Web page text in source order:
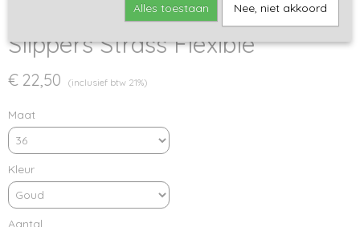
Slippers Strass Flexible
€ 22,50 (inclusief btw 21%)
Maat
Kleur
Aantal
Alles toestaan Nee, niet akkoord